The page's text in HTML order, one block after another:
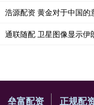
浩源配资 黄金对于中国的
通联随配 卫星图像显示
垒富配资 正规配